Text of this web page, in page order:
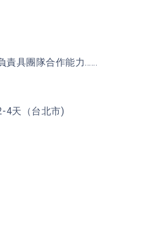
具團隊合作能力......
4天（台北市)